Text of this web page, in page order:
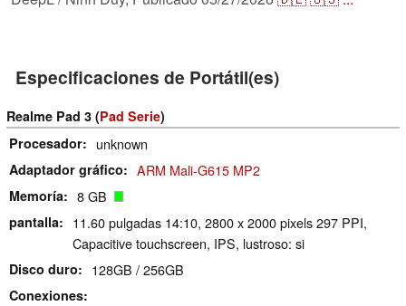
Especificaciones de Portátil(es)
Realme Pad 3 (Pad Serie)
Procesador
unknown
Adaptador gráfico ARM Mali-G615 MP2
Memoría 8 GB
pantalla
11.60 pulgadas 14:10, 2800 x 2000 pixels 297 PPI,
Capacitive touchscreen, IPS, lustroso: si
Disco duro 128GB / 256GB
Conexiones